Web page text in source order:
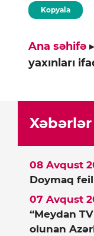
Kopyala
Ana səhifə ▸
yaxınları
Xəbərlər
Doymaq
08 Avqust
“Meydan
olunan
07 Avqust